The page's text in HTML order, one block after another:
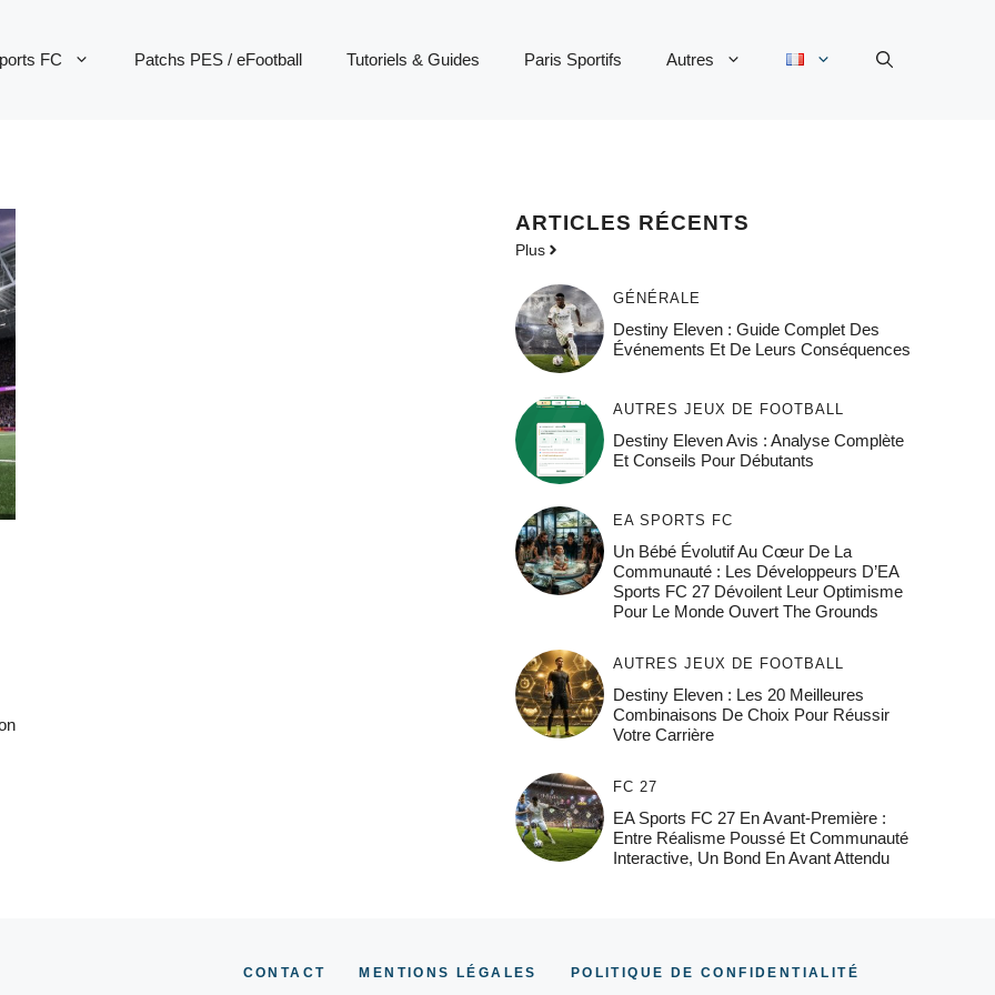
FC Patchs PES / eFootball Tutoriels & Guides Paris Sportifs Autres
ARTICLES RÉCENTS
Plus
GÉNÉRALE
Destiny Eleven : Guide Complet Des
Événements Et De Leurs Conséquences
AUTRES JEUX DE FOOTBALL
Destiny Eleven Avis : Analyse Complète
Et Conseils Pour Débutants
EA SPORTS FC
Un Bébé Évolutif Au Cœur De La
Communauté : Les Développeurs D’EA
Sports FC 27 Dévoilent Leur Optimisme
Pour Le Monde Ouvert The Grounds
AUTRES JEUX DE FOOTBALL
Destiny Eleven : Les 20 Meilleures
Combinaisons De Choix Pour Réussir
Votre Carrière
FC 27
EA Sports FC 27 En Avant-Première :
Entre Réalisme Poussé Et Communauté
Interactive, Un Bond En Avant Attendu
CONTACT MENTIONS LÉGALES POLITIQUE DE CONFIDENTIALITÉ